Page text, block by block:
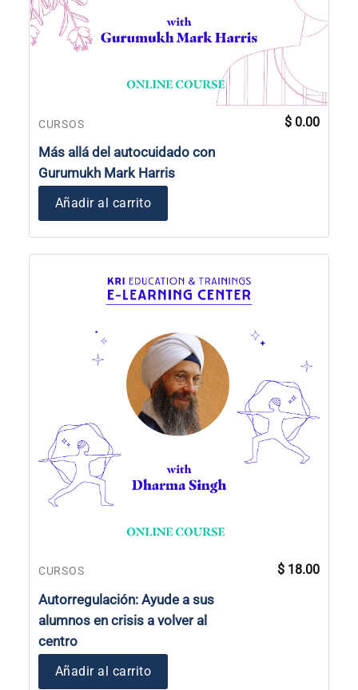
CURSOS
Más allá del autocuidado con
Gurumukh Mark Harris
$ 0.00
Añadir al carrito
CURSOS
Autorregulación: Ayude a sus
alumnos en crisis a volver al
centro
$ 18.00
Añadir al carrito